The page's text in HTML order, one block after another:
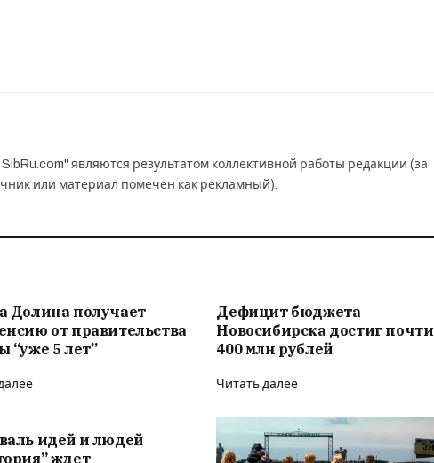
являются результатом коллективной работы редакции (за
или материал помечен как рекламный).
Долина получает
от правительства
“уже 5 лет”
Дефицит бюджета
Новосибирска достиг почти
400 млн рублей
Читать далее
идей и людей
ждет